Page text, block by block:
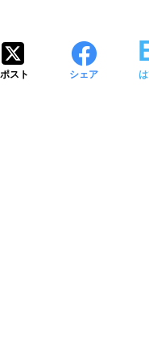
ポスト シェア